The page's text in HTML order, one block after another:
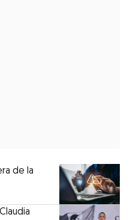
de la